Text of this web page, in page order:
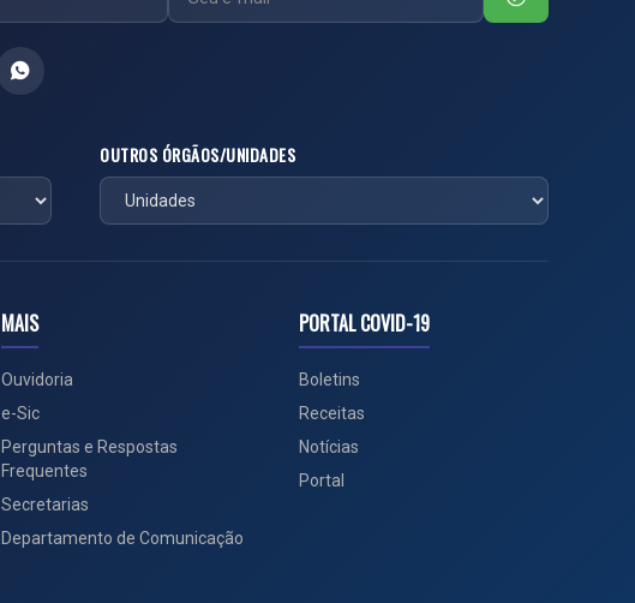
OUTROS ÓRGÃOS/UNIDADES
MAIS
Ouvidoria
e-Sic
Perguntas e Respostas
Frequentes
Secretarias
Departamento de Comunicação
PORTAL COVID-19
Boletins
Receitas
Notícias
Portal